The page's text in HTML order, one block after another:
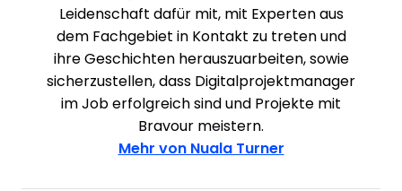
Leidenschaft dafür mit, mit Experten aus
dem Fachgebiet in Kontakt zu treten und
ihre Geschichten herauszuarbeiten, sowie
sicherzustellen, dass Digitalprojektmanager
im Job erfolgreich sind und Projekte mit
Bravour meistern.
Mehr von Nuala Turner